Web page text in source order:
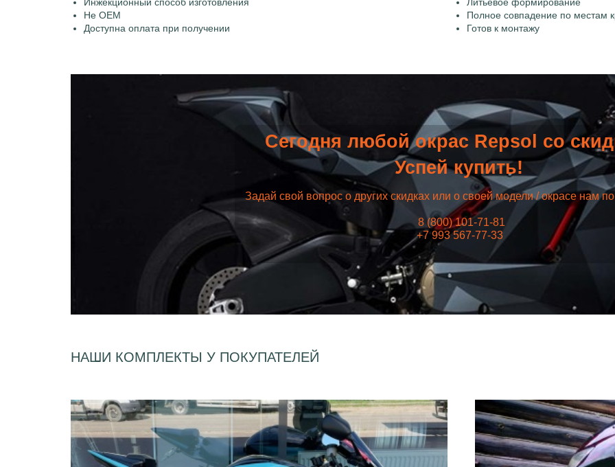
Не OEM
Полное совпадение по местам
Доступна оплата при получении
Готов к монтажу
Сегодня любой окрас Repsol со
Успей купить!
Задай свой вопрос о других скидках или о своей модели / окрасе нам
8 (800) 101-71-81
+7 993 567-77-33
НАШИ КОМПЛЕКТЫ У ПОКУПАТЕЛЕЙ